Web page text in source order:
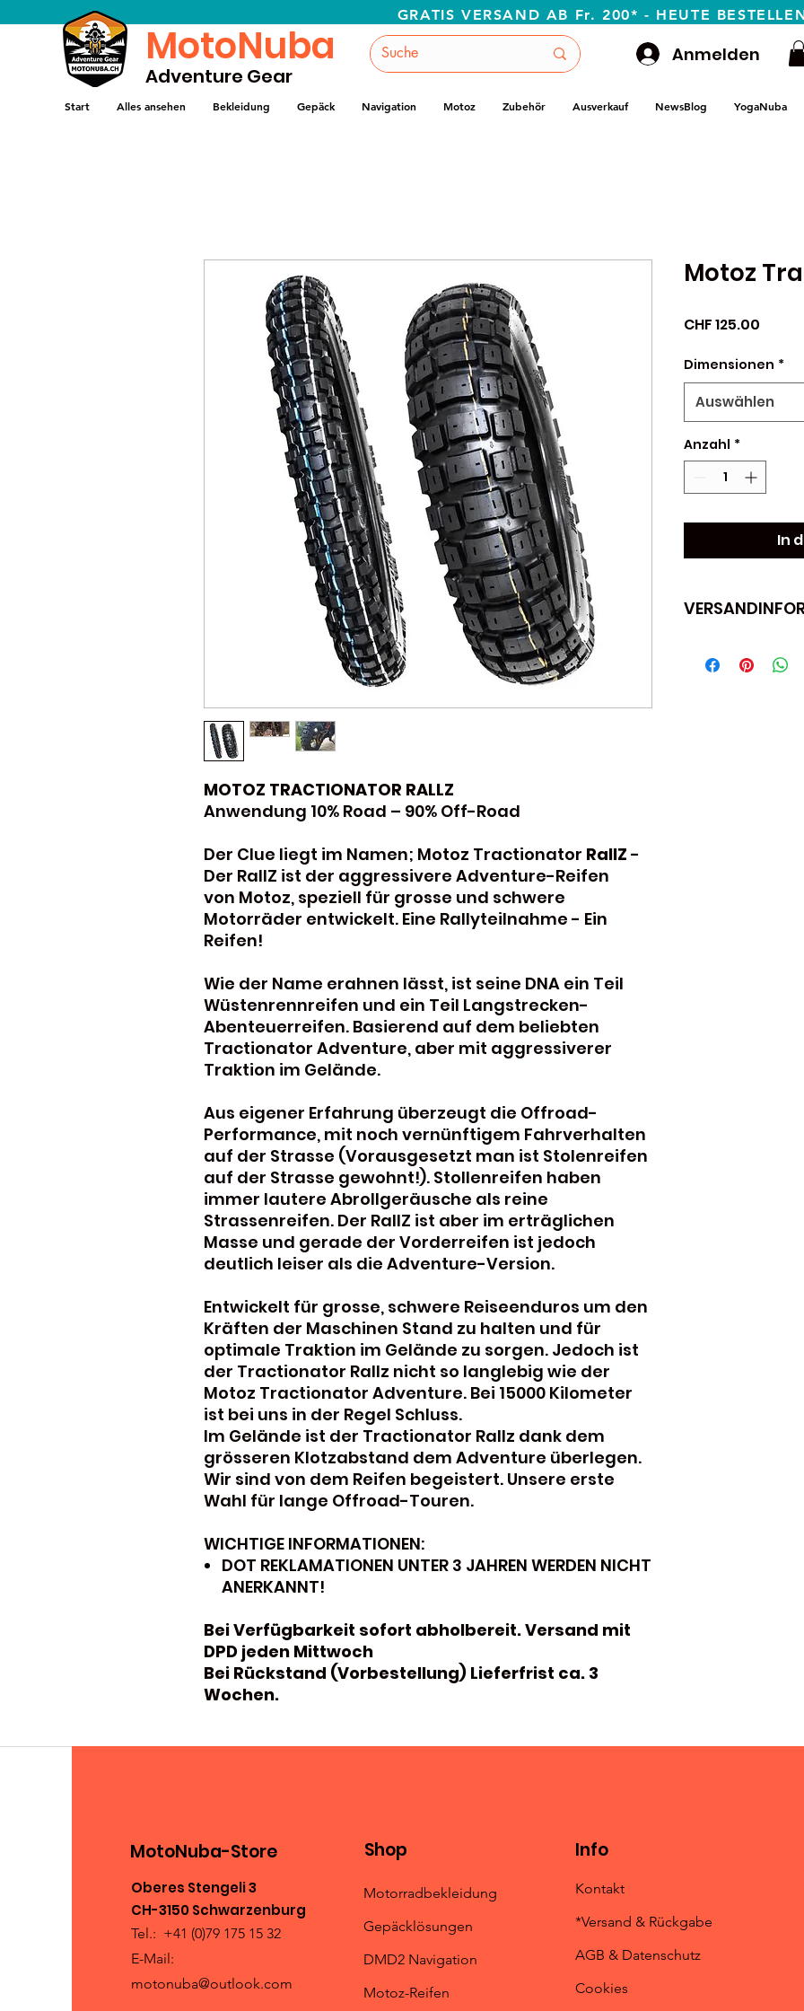
GRATIS VERSAND AB Fr. 200* - HEUTE
MotoNuba
Adventure Gear
Anmelden
Start Alles ansehen Bekleidung Gepäck Navigation Motoz Zubehör Ausverkauf NewsBlog YogaNuba
MOTOZ TRACTIONATOR RALLZ
Anwendung 10% Road – 90% Off-Road
Der Clue liegt im Namen; Motoz Tractionator RallZ -
Der RallZ ist der aggressivere Adventure-Reifen
von Motoz, speziell für grosse und schwere
Motorräder entwickelt. Eine Rallyteilnahme - Ein
Reifen!
Wie der Name erahnen lässt, ist seine DNA ein Teil
Wüstenrennreifen und ein Teil Langstrecken-
Abenteuerreifen. Basierend auf dem beliebten
Tractionator Adventure, aber mit aggressiverer
Traktion im Gelände.
Aus eigener Erfahrung überzeugt die Offroad-
Performance, mit noch vernünftigem Fahrverhalten
auf der Strasse (Vorausgesetzt man ist Stolenreifen
auf der Strasse gewohnt!). Stollenreifen haben
immer lautere Abrollgeräusche als reine
Strassenreifen. Der RallZ ist aber im erträglichen
Masse und gerade der Vorderreifen ist jedoch
deutlich leiser als die Adventure-Version.
Entwickelt für grosse, schwere Reiseenduros um den
Kräften der Maschinen Stand zu halten und für
optimale Traktion im Gelände zu sorgen. Jedoch ist
der Tractionator Rallz nicht so langlebig wie der
Motoz Tractionator Adventure. Bei 15000 Kilometer
ist bei uns in der Regel Schluss.
Im Gelände ist der Tractionator Rallz dank dem
grösseren Klotzabstand dem Adventure überlegen.
Wir sind von dem Reifen begeistert. Unsere erste
Wahl für lange Offroad-Touren.
WICHTIGE INFORMATIONEN:
DOT REKLAMATIONEN UNTER 3 JAHREN WERDEN NICHT
ANERKANNT!
Bei Verfügbarkeit sofort abholbereit. Versand mit
DPD jeden Mittwoch
Bei Rückstand (Vorbestellung) Lieferfrist ca. 3
Wochen.
Motoz
CHF 125.00
Dimensionen *
Auswählen
Anzahl *
In
KEIN
MotoNuba-Store
Oberes Stengeli 3
CH-3150 Schwarzenburg
Tel.: +41 (0)79 175 15 32
E-Mail:
motonuba@outlook.com
Shop
Motorradbekleidung
Gepäcklösungen
DMD2 Navigation
Motoz-Reifen
Info
Kontakt
*Versand & Rückgabe
AGB & Datenschutz
Cookies